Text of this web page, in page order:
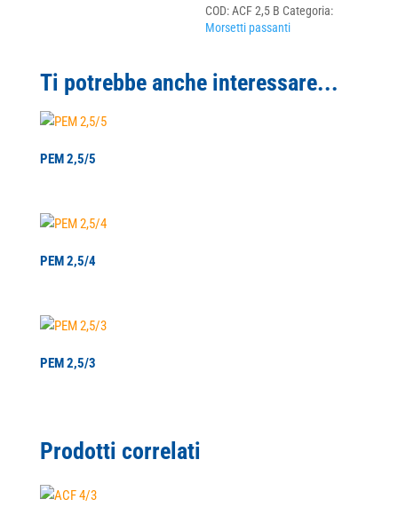
COD:ACF 2,5 B Categoria:
Morsetti passanti
Ti potrebbe anche interessare...
PEM 2,5/5
PEM 2,5/4
PEM 2,5/3
Prodotti correlati